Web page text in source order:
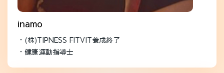
inamo
・(株)TIPNESS FITVIT養成終了
・健康運動指導士